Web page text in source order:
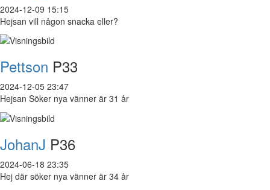
2024-12-09 15:15
Hejsan vill någon snacka eller?
Pettson P33
2024-12-05 23:47
Hejsan Söker nya vänner är 31 år
JohanJ P36
2024-06-18 23:35
Hej där söker nya vänner är 34 år